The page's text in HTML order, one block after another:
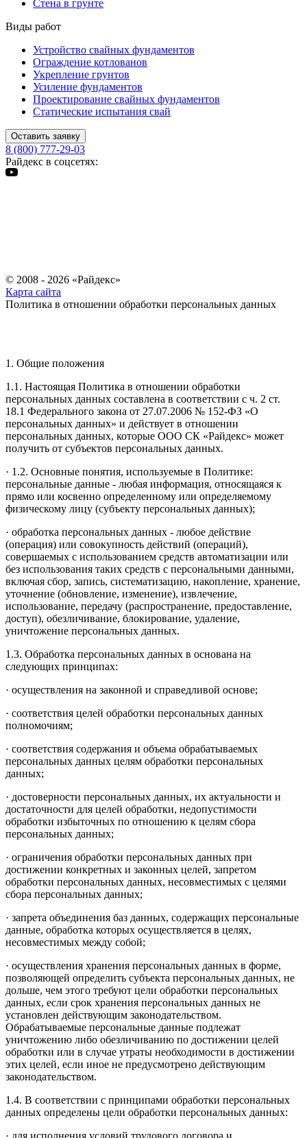
Стена в грунте
Виды работ
Устройство свайных фундаментов
Ограждение котлованов
Укрепление грунтов
Усиление фундаментов
Проектирование свайных фундаментов
Статические испытания свай
Оставить заявку
8 (800) 777-29-03
Райдекс в соцсетях:
© 2008 - 2026 «Райдекс»
Карта сайта
Политика в отношении обработки персональных данных
1. Общие положения
1.1. Настоящая Политика в отношении обработки
персональных данных составлена в соответствии с ч. 2 ст.
18.1 Федерального закона от 27.07.2006 № 152-ФЗ «О
персональных данных» и действует в отношении
персональных данных, которые ООО СК «Райдекс» может
получить от субъектов персональных данных.
· 1.2. Основные понятия, используемые в Политике:
персональные данные - любая информация, относящаяся к
прямо или косвенно определенному или определяемому
физическому лицу (субъекту персональных данных);
· обработка персональных данных - любое действие
(операция) или совокупность действий (операций),
совершаемых с использованием средств автоматизации или
без использования таких средств с персональными данными,
включая сбор, запись, систематизацию, накопление, хранение,
уточнение (обновление, изменение), извлечение,
использование, передачу (распространение, предоставление,
доступ), обезличивание, блокирование, удаление,
уничтожение персональных данных.
1.3. Обработка персональных данных в основана на
следующих принципах:
· осуществления на законной и справедливой основе;
· соответствия целей обработки персональных данных
полномочиям;
· соответствия содержания и объема обрабатываемых
персональных данных целям обработки персональных
данных;
· достоверности персональных данных, их актуальности и
достаточности для целей обработки, недопустимости
обработки избыточных по отношению к целям сбора
персональных данных;
· ограничения обработки персональных данных при
достижении конкретных и законных целей, запретом
обработки персональных данных, несовместимых с целями
сбора персональных данных;
· запрета объединения баз данных, содержащих персональные
данные, обработка которых осуществляется в целях,
несовместимых между собой;
· осуществления хранения персональных данных в форме,
позволяющей определить субъекта персональных данных, не
дольше, чем этого требуют цели обработки персональных
данных, если срок хранения персональных данных не
установлен действующим законодательством.
Обрабатываемые персональные данные подлежат
уничтожению либо обезличиванию по достижении целей
обработки или в случае утраты необходимости в достижении
этих целей, если иное не предусмотрено действующим
законодательством.
1.4. В соответствии с принципами обработки персональных
данных определены цели обработки персональных данных:
· для исполнения условий трудового договора и